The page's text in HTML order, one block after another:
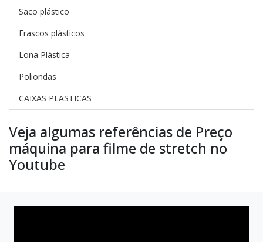
Saco plástico
Frascos plásticos
Lona Plástica
Poliondas
CAIXAS PLASTICAS
Veja algumas referências de Preço
máquina para filme de stretch no
Youtube